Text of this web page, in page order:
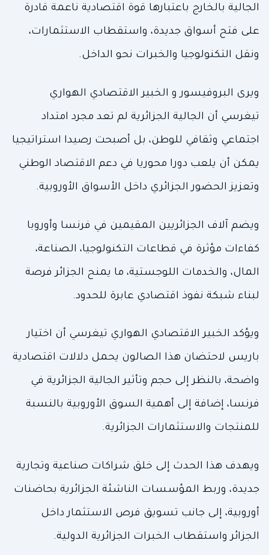
الجالية بالخارج باعتبارها قوة اقتصادية ناعمة قادرة
على فتح أسواق جديدة، واستقطاب الاستثمارات،
ونقل التكنولوجيا والخبرات نحو الداخل.
ويرى البروفيسور و الخبير الاقتصادي الهواري
تيغرسي أن الجالية الجزائرية لم تعد مجرد امتداد
اجتماعي وثقافي للوطن، بل أصبحت رصيدا استراتيجيا
يمكن أن يلعب دورا محوريا في دعم الاقتصاد الوطني
وتعزيز الحضور الجزائري داخل الأسواق الأوروبية.
ويضم آلاف الجزائريين المقيمين في فرنسا وأوروبا
كفاءات مؤثرة في قطاعات التكنولوجيا، الصناعة،
المال، والخدمات اللوجستية، ما يمنح الجزائر فرصة
لبناء شبكة نفوذ اقتصادي عابرة للحدود.
ويؤكد الخبير الاقتصادي الهواري تيغرسي أن اختيار
باريس لاحتضان هذا الصالون يحمل دلالات اقتصادية
واضحة، بالنظر إلى حجم وتأثير الجالية الجزائرية في
فرنسا، إضافة إلى أهمية السوق الأوروبية بالنسبة
للمنتجات والاستثمارات الجزائرية.
ويهدف هذا الحدث إلى خلق شراكات صناعية وتجارية
جديدة، وربط المؤسسات الناشئة الجزائرية بحاضنات
أوروبية، إلى جانب تسويق فرص الاستثمار داخل
الجزائر واستقطاب الخبرات الجزائرية الدولية.